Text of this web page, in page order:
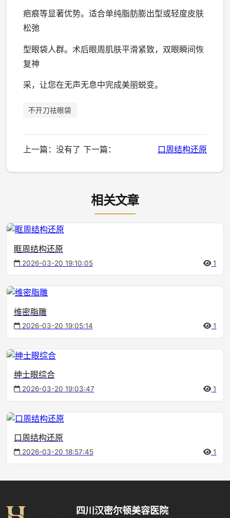
疤痕等显著优势。适合单纯脂肪膨出型或轻度皮肤
松弛
型眼袋人群。术后眼周肌肤平滑紧致，双眼瞬间恢
复神
采，让您在无声无息中完成美丽蜕变。
不开刀祛眼袋
上一篇：没有了 下一篇： 口周结构还原
相关文章
眶周结构还原
2026-03-20 19:10:05 1
维密脂雕
2026-03-20 19:05:14 1
绅士眼综合
2026-03-20 19:03:47 1
口周结构还原
2026-03-20 18:57:45 1
四川汉密尔顿美容医院